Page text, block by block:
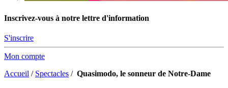
Inscrivez-vous à notre lettre d'information
S'inscrire
Mon compte
Accueil / Spectacles / Quasimodo, le sonneur de Notre-Dame